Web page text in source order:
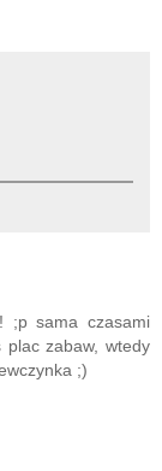
;p sama czasami
plac zabaw, wtedy
;)